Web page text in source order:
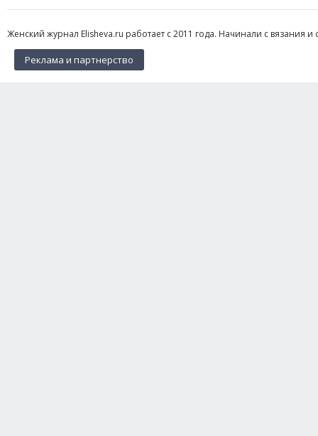
Женский журнал Elisheva.ru работает с 2011 года. Начинали с вязания
Реклама и партнерство